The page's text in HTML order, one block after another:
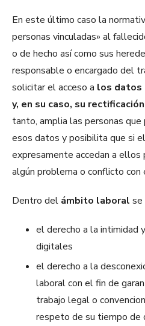
En este último caso la
personas vinculadas» al
o de hecho así como sus
responsable o encargado del
solicitar el acceso a los datos
y, en su caso, su
tanto, amplia las personas que
esos datos y posibilita que si
expresamente accedan a ellos
algún problema o conflicto con
Dentro del ámbito laboral se
el derecho a la intimidad
digitales
el derecho a la
laboral con el fin de
trabajo legal o
respeto de su tiempo de